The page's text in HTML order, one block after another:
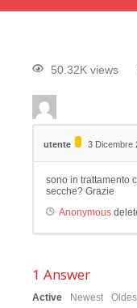
50.32K views
utente 3 Dicembre
sono in trattamento
secche? Grazie
Anonymous
1 Answer
Active Newest